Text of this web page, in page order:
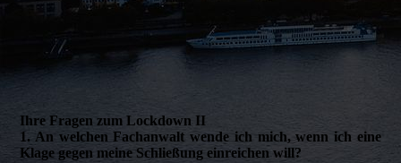
Ihre Fragen zum Lockdown II
1. An welchen Fachanwalt wende ich mich, wenn ich eine
Klage gegen meine Schließung einreichen will?